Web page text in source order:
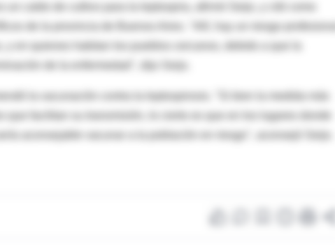
de la provincia de Buenos Aires. "Allí, hay un riesgo profesional
y en quienes habitan los pueblos cercanos, debido a que la
la vacunación contra la leptospirosis. "Si bien la medida más
que facilitan su transmisión, lo cierto es que en los lugares donde
aconsejable vacunar a la población en riesgo", aconsejó Seijo.